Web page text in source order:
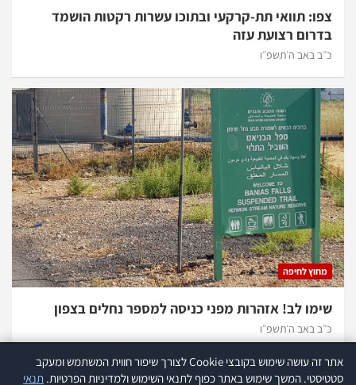
צפו: תוואי תת-קרקעי ובתוכו עשרות רקטות הושמד
בדרום רצועת עזה
כ״ב באב ה׳תשפ״ו
מחוץ לחיפה
שימו לב! אזהרות מפני כניסה למספר נחלים בצפון
כ״ב באב ה׳תשפ״ו
אתר זה עושה שימוש בקובצי Cookie לצורך שיפור חווית המשתמש ומעקב
סטטיסטי. המשך שימוש באתר כפוף לתנאי השימוש ולמדיניות הפרטיות. תנאי
אתר זה עושה שימוש בקוקיז לצורך שיפור חווית המשתמש ומעקב סטטיסטי.
עוד